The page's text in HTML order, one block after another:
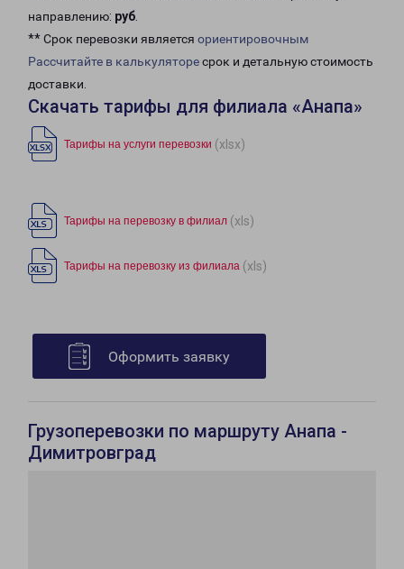
направлению: руб.
** Срок перевозки является ориентировочным
Рассчитайте в калькуляторесрок и детальную стоимость
доставки.
Скачать тарифы для филиала «Анапа»
Тарифы на услуги перевозки (xlsx)
Тарифы на перевозку в филиал (xls)
Тарифы на перевозку из филиала (xls)
Оформить заявку
Грузоперевозки по маршруту Анапа -
Димитровград